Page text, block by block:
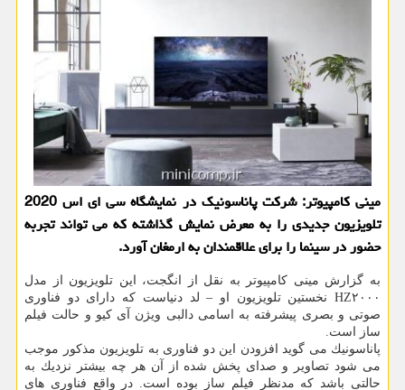
مینی كامپیوتر: شركت پاناسونیك در نمایشگاه سی ای اس 2020
تلویزیون جدیدی را به معرض نمایش گذاشته كه می تواند تجربه
حضور در سینما را برای علاقمندان به ارمغان آورد.
به گزارش مینی كامپیوتر به نقل از انگجت، این تلویزیون از مدل
HZ۲۰۰۰ نخستین تلویزیون او – لد دنیاست كه دارای دو فناوری
صوتی و بصری پیشرفته به اسامی دالبی ویژن آی كیو و حالت فیلم
ساز است.
پاناسونیك می گوید افزودن این دو فناوری به تلویزیون مذكور موجب
می شود تصاویر و صدای پخش شده از آن هر چه بیشتر نزدیك به
حالتی باشد كه مدنظر فیلم ساز بوده است. در واقع فناوری های